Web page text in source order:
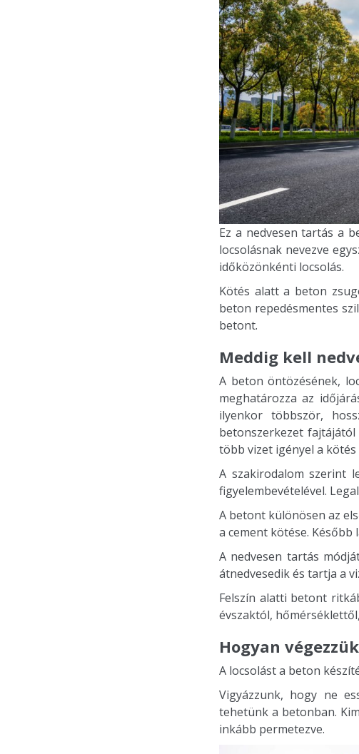
Ez a nedvesen tartás a
locsolásnak nevezve
időközönkénti locsolás.
Kötés alatt a beton
beton repedésmentes
betont.
Meddig kell
A beton öntözésének,
meghatározza az
ilyenkor többször,
betonszerkezet
több vizet igényel a kötés
A szakirodalom szerint
figyelembevételével.
A betont különösen az
a cement kötése.
A nedvesen tartás
átnedvesedik és tartja a
Felszín alatti betont
évszaktól,
Hogyan
A locsolást a beton
Vigyázzunk, hogy ne
tehetünk a betonban.
inkább permetezve.